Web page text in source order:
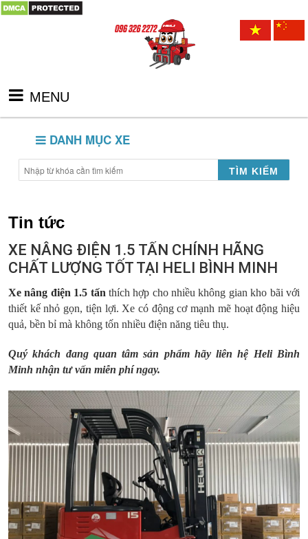
MENU
DANH MỤC XE
TÌM KIẾM
Tin tức
XE NÂNG ĐIỆN 1.5 TẤN CHÍNH HÃNG
CHẤT LƯỢNG TỐT TẠI HELI BÌNH MINH
Xe nâng điện 1.5 tấn thích hợp cho nhiều không gian kho bãi với
thiết kế nhỏ gọn, tiện lợi. Xe có động cơ mạnh mẽ hoạt động hiệu
quả, bền bỉ mà không tốn nhiều điện năng tiêu thụ.
Quý khách đang quan tâm sản phẩm hãy liên hệ Heli Bình
Minh nhận tư vấn miễn phí ngay.